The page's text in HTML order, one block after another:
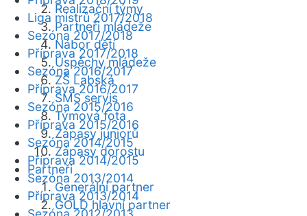
Realizační týmy
Partneři mládeže
Nábor dětí
Úspěchy mládeže
ZŠ Labská
SMS servis
Týmová fota
Zápasy juniorů
Zápasy dorostu
Partneři
Generální partner
GOLD hlavní partner
Liga mistrů 2017/2018
Sezóna 2017/2018
Příprava 2017/2018
Sezóna 2016/2017
Příprava 2016/2017
Sezóna 2015/2016
Příprava 2015/2016
Sezóna 2014/2015
Příprava 2014/2015
Sezóna 2013/2014
Příprava 2013/2014